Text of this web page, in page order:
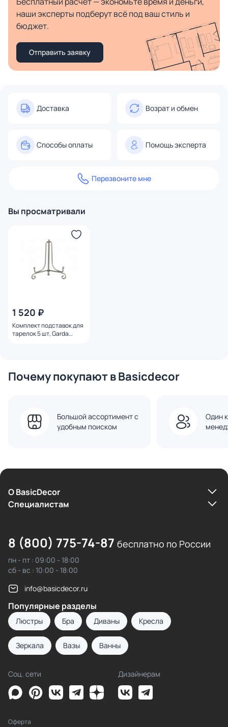
наши эксперты подберут всё под ваш стиль и
бюджет.
Отправить заявку
Доставка Возрат и обмен
Способы оплаты Помощь эксперта
Перезвоните мне
Вы просматривали
1 520 ₽
Комплект подставок для
тарелок 5 шт, Garda
Почему покупают в Basicdecor
Большой ассортимент с
удобным поиском
Один
О BasicDecor
Cпециалистам
8 (800) 775-74-87 бесплатно по России
пн - пт : 09:00 - 18:00
сб - вс : 10:00 - 18:00
info@basicdecor.ru
Популярные разделы
Люстры Бра Диваны Кресла
Зеркала Вазы Ванны
Соц. сети Дизайнерам
Оферта